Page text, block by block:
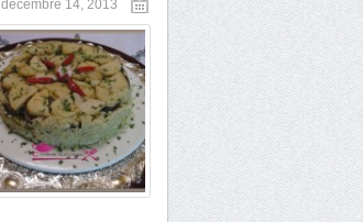
décembre 14, 2013